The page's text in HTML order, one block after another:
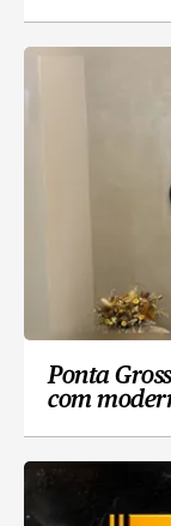
Ponta
com